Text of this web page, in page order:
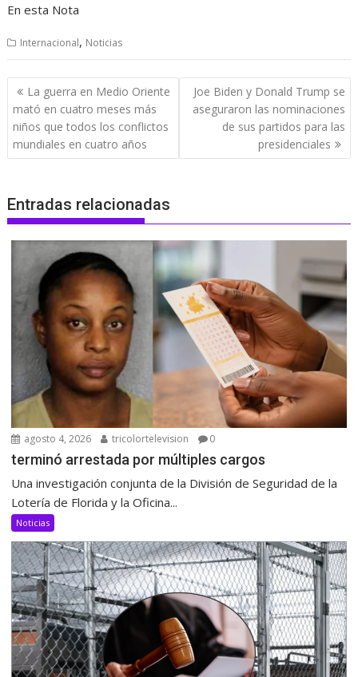
En esta Nota
Internacional, Noticias
Navegación
de
entradas
La guerra en Medio Oriente
mató en cuatro meses más
niños que todos los conflictos
mundiales en cuatro años
Joe Biden y Donald Trump se
aseguraron las nominaciones
de sus partidos para las
presidenciales
Entradas relacionadas
agosto 4, 2026 tricolortelevision 0
terminó arrestada por múltiples cargos
Una investigación conjunta de la División de Seguridad de la
Lotería de Florida y la Oficina...
Noticias